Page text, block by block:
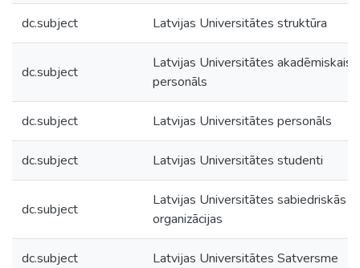
dc.subject Latvijas Universitātes struktūra
dc.subject
Latvijas Universitātes akadēmiskais
personāls
dc.subject Latvijas Universitātes personāls
dc.subject Latvijas Universitātes studenti
dc.subject
Latvijas Universitātes sabiedriskās
organizācijas
dc.subject Latvijas Universitātes Satversme